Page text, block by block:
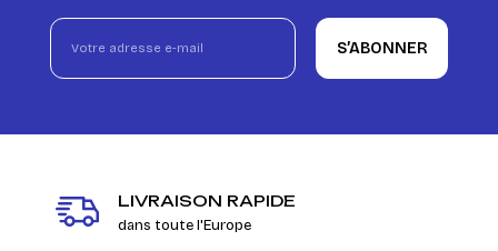
S’ABONNER
LIVRAISON RAPIDE
dans toute l'Europe